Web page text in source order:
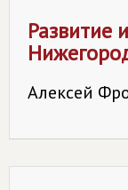
Развитие
Алексей